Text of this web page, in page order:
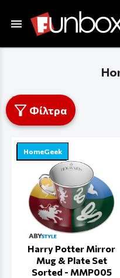
menu
Φίλτρα
HomeGeek
Harry Potter Mirror
Mug & Plate Set
Sorted - MMP005